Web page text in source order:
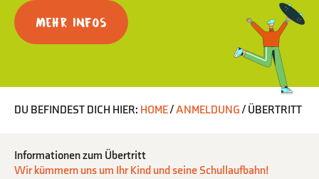
Mehr Infos
DU BEFINDEST DICH HIER: HOME/ANMELDUNG/ ÜBERTRITT
Informationen zum Übertritt
Wir kümmern uns um Ihr Kind und seine Schullaufbahn!